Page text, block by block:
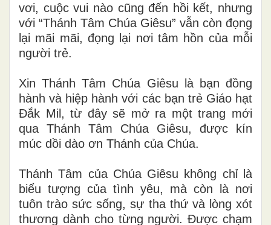
vơi, cuộc vui nào cũng đến hồi kết, nhưng
với “Thánh Tâm Chúa Giêsu” vẫn còn đọng
lại mãi mãi, đọng lại nơi tâm hồn của mỗi
người trẻ.
Xin Thánh Tâm Chúa Giêsu là bạn đồng
hành và hiệp hành với các bạn trẻ Giáo hạt
Đắk Mil, từ đây sẽ mở ra một trang mới
qua Thánh Tâm Chúa Giêsu, được kín
múc dồi dào ơn Thánh của Chúa.
Thánh Tâm của Chúa Giêsu không chỉ là
biểu tượng của tình yêu, mà còn là nơi
tuôn trào sức sống, sự tha thứ và lòng xót
thương dành cho từng người. Được chạm